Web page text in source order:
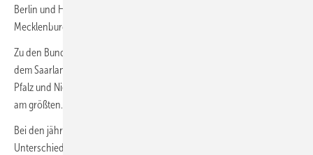
Berlin und Hamburg und in den neuen Bundesländern Thüringen,
Mecklenburg-Vorpommern und Sachsen-Anhalt am geringsten.
Zu den Bundesländern mit dem größten Stromhunger zählen neben
dem Saarland die Bundesländer Nordrhein-Westfalen, Rheinland-
Pfalz und Niedersachsen. Hier sind die Sparpotenziale für Haushalte
am größten.
Bei den jährlichen Stromkosten gibt es ebenfalls massive
Unterschiede zwischen den Bundesländern. Zwischen dem Saarland